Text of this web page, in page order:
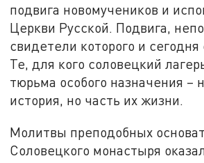
подвига новомучеников и
Церкви Русской. Подвига,
свидетели которого и
Те, для кого соловецкий
тюрьма особого назначения –
история, но часть их жизни.
Молитвы преподобных
Соловецкого монастыря